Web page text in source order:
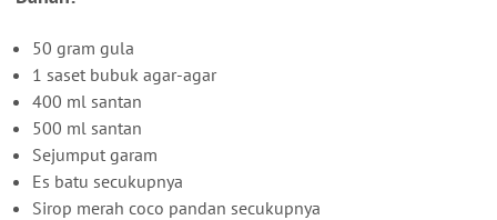
50 gram gula
1 saset bubuk agar-agar
400 ml santan
500 ml santan
Sejumput garam
Es batu secukupnya
Sirop merah coco pandan secukupnya